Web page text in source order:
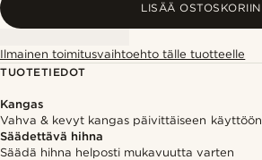
LISÄÄ OSTOSKORIIN
Ilmainen toimitusvaihtoehto tälle tuotteelle
TUOTETIEDOT
Kangas
Vahva & kevyt kangas päivittäiseen käyttöön
Säädettävä hihna
Säädä hihna helposti mukavuutta varten